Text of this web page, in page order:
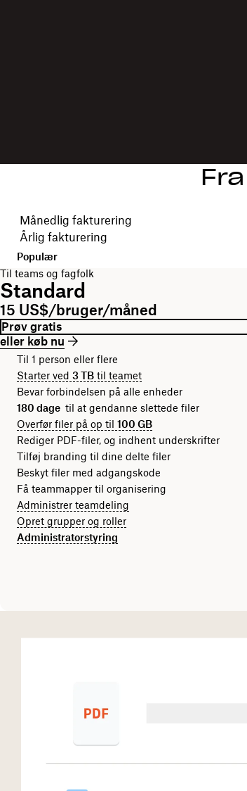
Vælg faktureringsperiode
Månedlig fakturering
Årlig fakturering
Populær
Til teams og fagfolk
Standard
15 US$/bruger/måned
Prøv gratis
eller køb nu
Til 1 person eller flere
Starter ved 3 TB til teamet
Bevar forbindelsen på alle enheder
180 dage til at gendanne slettede filer
Overfør filer på op til 100 GB
Rediger PDF-filer, og indhent underskrifter
Tilføj branding til dine delte filer
Beskyt filer med adgangskode
Få teammapper til organisering
Administrer teamdeling
Opret grupper og roller
Administratorstyring